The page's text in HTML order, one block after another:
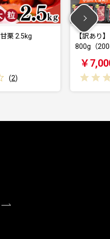
【訳あり】国産 赤身
800g（200g×…
(